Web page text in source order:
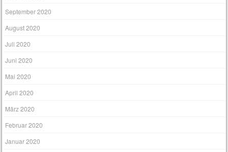
September 2020
August 2020
Juli 2020
Juni 2020
Mai 2020
April 2020
März 2020
Februar 2020
Januar 2020